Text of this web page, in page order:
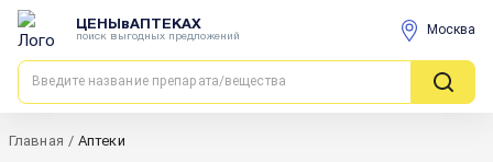
ЦЕНЫвАПТЕКАХ
поиск выгодных предложений Москва
Главная / Аптеки